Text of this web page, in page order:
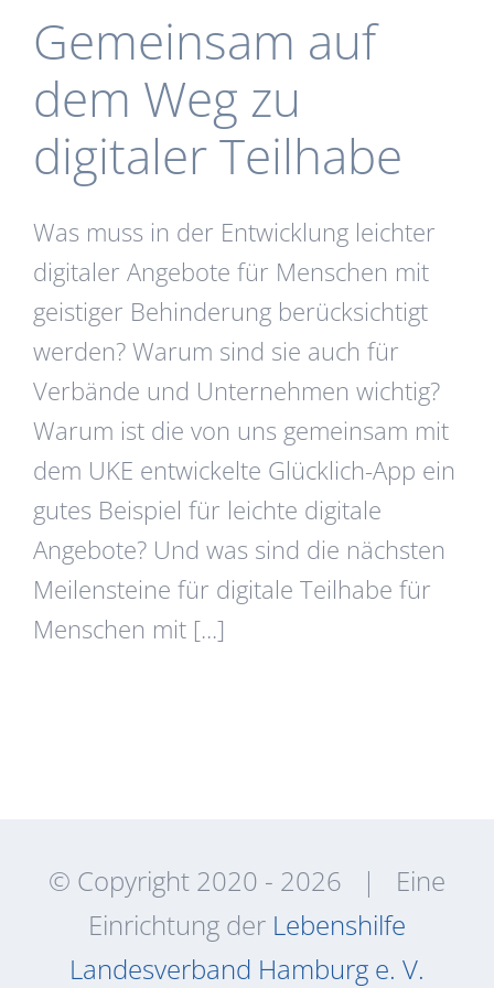
Gemeinsam auf
dem Weg zu
digitaler Teilhabe
Was muss in der Entwicklung leichter
digitaler Angebote für Menschen mit
geistiger Behinderung berücksichtigt
werden? Warum sind sie auch für
Verbände und Unternehmen wichtig?
Warum ist die von uns gemeinsam mit
dem UKE entwickelte Glücklich-App ein
gutes Beispiel für leichte digitale
Angebote? Und was sind die nächsten
Meilensteine für digitale Teilhabe für
Menschen mit [...]
© Copyright 2020 - 2026 | Eine
Einrichtung der Lebenshilfe
Landesverband Hamburg e. V.